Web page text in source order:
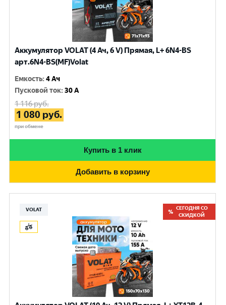
Аккумулятор VOLAT (4 Ач, 6 V) Прямая, L+ 6N4-BS
арт.6N4-BS(MF)Volat
Емкость:4 Ач
Пусковой ток:30 A
1 116руб.
1 080 руб.
при обмене
Купить в 1 клик
Добавить в корзину
VOLAT
СЕГОДНЯ СО
СКИДКОЙ